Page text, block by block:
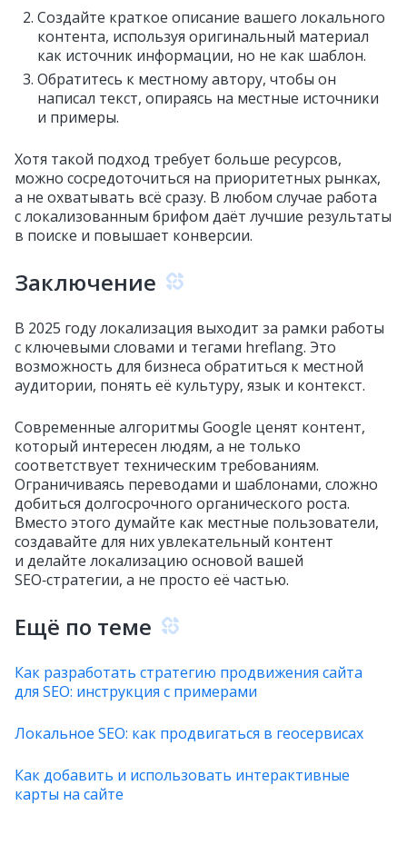
Создайте краткое описание вашего локального
контента, используя оригинальный материал
как источник информации, но не как шаблон.
Обратитесь к местному автору, чтобы он
написал текст, опираясь на местные источники
и примеры.
Хотя такой подход требует больше ресурсов,
можно сосредоточиться на приоритетных рынках,
а не охватывать всё сразу. В любом случае работа
с локализованным брифом даёт лучшие результаты
в поиске и повышает конверсии.
Заключение
В 2025 году локализация выходит за рамки работы
с ключевыми словами и тегами hreflang. Это
возможность для бизнеса обратиться к местной
аудитории, понять её культуру, язык и контекст.
Современные алгоритмы Google ценят контент,
который интересен людям, а не только
соответствует техническим требованиям.
Ограничиваясь переводами и шаблонами, сложно
добиться долгосрочного органического роста.
Вместо этого думайте как местные пользователи,
создавайте для них увлекательный контент
и делайте локализацию основой вашей
SEO‑стратегии, а не просто её частью.
Ещё по теме
Как разработать стратегию продвижения сайта
для SEO: инструкция с примерами
Локальное SEO: как продвигаться в геосервисах
Как добавить и использовать интерактивные
карты на сайте